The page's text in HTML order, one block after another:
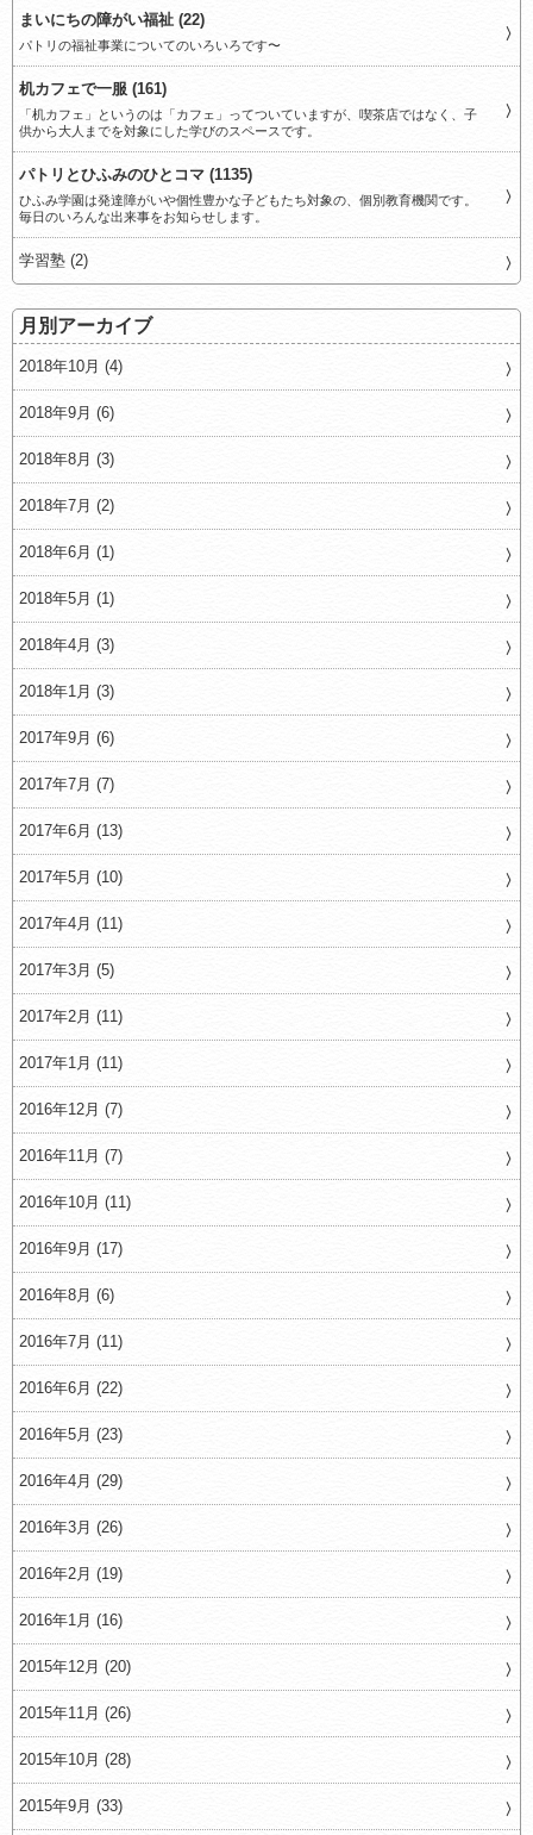
まいにちの障がい福祉 (22)
パトリの福祉事業についてのいろいろです〜
机カフェで一服 (161)
「机カフェ」というのは「カフェ」ってついていますが、喫茶店ではなく、子
供から大人までを対象にした学びのスペースです。
パトリとひふみのひとコマ (1135)
ひふみ学園は発達障がいや個性豊かな子どもたち対象の、個別教育機関です。
毎日のいろんな出来事をお知らせします。
学習塾 (2)
月別アーカイブ
2018年10月 (4)
2018年9月 (6)
2018年8月 (3)
2018年7月 (2)
2018年6月 (1)
2018年5月 (1)
2018年4月 (3)
2018年1月 (3)
2017年9月 (6)
2017年7月 (7)
2017年6月 (13)
2017年5月 (10)
2017年4月 (11)
2017年3月 (5)
2017年2月 (11)
2017年1月 (11)
2016年12月 (7)
2016年11月 (7)
2016年10月 (11)
2016年9月 (17)
2016年8月 (6)
2016年7月 (11)
2016年6月 (22)
2016年5月 (23)
2016年4月 (29)
2016年3月 (26)
2016年2月 (19)
2016年1月 (16)
2015年12月 (20)
2015年11月 (26)
2015年10月 (28)
2015年9月 (33)